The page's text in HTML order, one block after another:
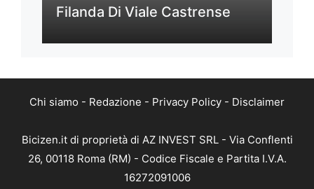
Filanda Di Viale Castrense
Chi siamo - Redazione - Privacy Policy - Disclaimer
Bicizen.it di proprietà di AZ INVEST SRL - Via Conflenti
26, 00118 Roma (RM) - Codice Fiscale e Partita I.V.A.
16272091006